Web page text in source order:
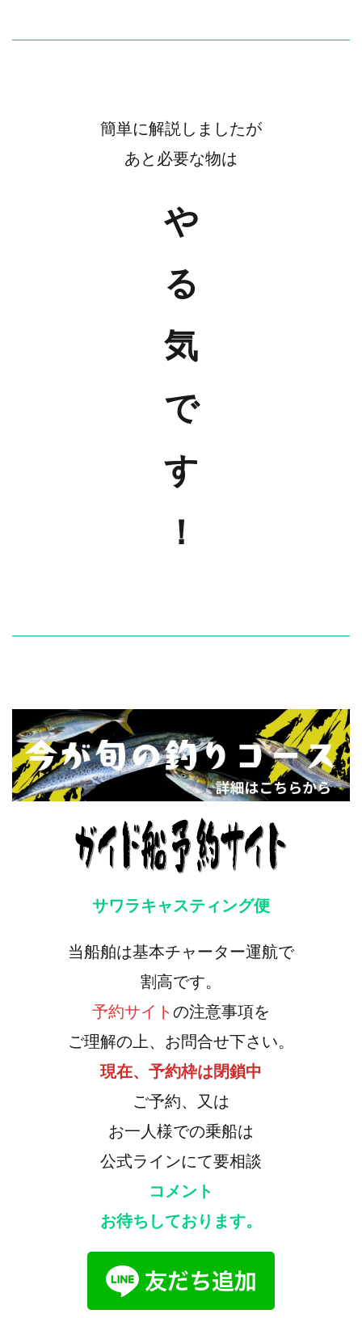
簡単に解説しましたが
あと必要な物は
や
る
気
で
す
！
サワラキャスティング便
当船舶は基本チャーター運航で
割高です。
予約サイト の注意事項を
ご理解の上、お問合せ下さい。
現在、予約枠は閉鎖中
ご予約、又は
お一人様での乗船は
公式ラインにて要相談
コメント
お待ちしております。